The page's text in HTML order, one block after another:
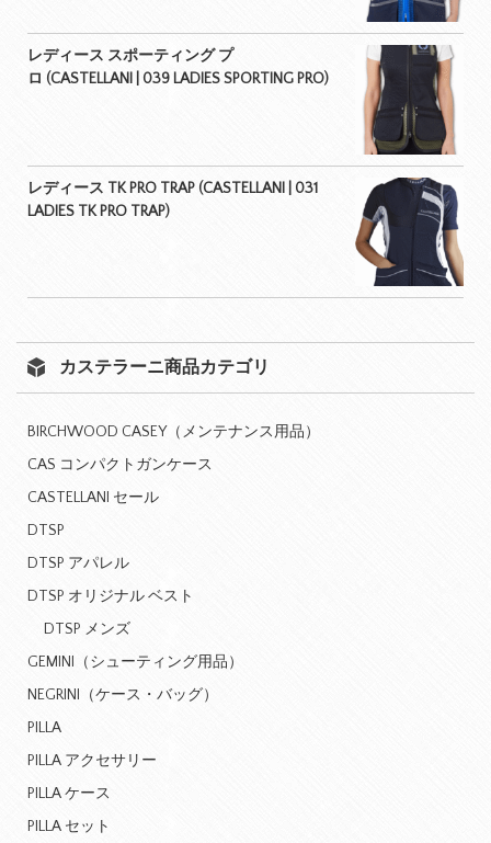
レディース スポーティング プ
ロ (CASTELLANI | 039 LADIES SPORTING PRO)
レディース TK PRO TRAP (CASTELLANI | 031
LADIES TK PRO TRAP)
カステラーニ商品カテゴリ
BIRCHWOOD CASEY（メンテナンス用品）
CAS コンパクトガンケース
CASTELLANI セール
DTSP
DTSP アパレル
DTSP オリジナル ベスト
DTSP メンズ
GEMINI（シューティング用品）
NEGRINI（ケース・バッグ）
PILLA
PILLA アクセサリー
PILLA ケース
PILLA セット